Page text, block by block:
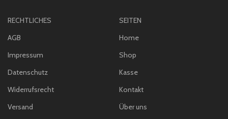
RECHTLICHES
AGB
Impressum
Datenschutz
Widerrufsrecht
Versand
SEITEN
Home
Shop
Kasse
Kontakt
Über uns